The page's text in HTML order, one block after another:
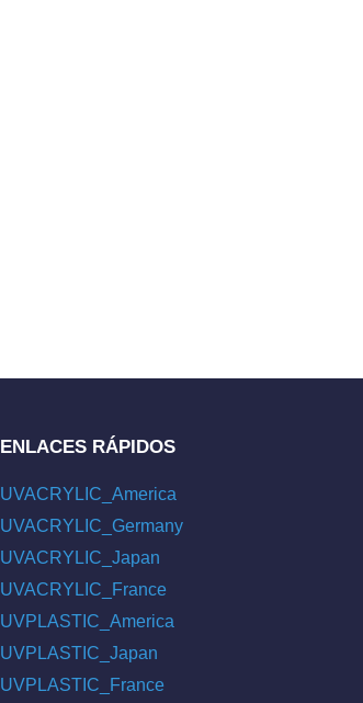
ENLACES RÁPIDOS
UVACRYLIC_America
UVACRYLIC_Germany
UVACRYLIC_Japan
UVACRYLIC_France
UVPLASTIC_America
UVPLASTIC_Japan
UVPLASTIC_France